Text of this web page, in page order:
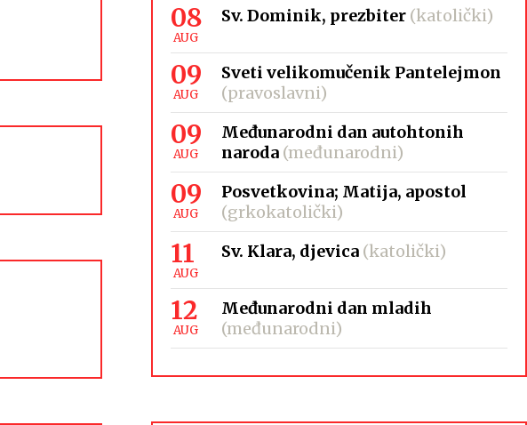
08
AUG
Sv. Dominik, prezbiter (katolički)
09
AUG
Sveti velikomučenik Pantelejmon
(pravoslavni)
09
AUG
Međunarodni dan autohtonih
naroda (međunarodni)
09
AUG
Posvetkovina; Matija, apostol
(grkokatolički)
11
AUG
Sv. Klara, djevica (katolički)
12
AUG
Međunarodni dan mladih
(međunarodni)